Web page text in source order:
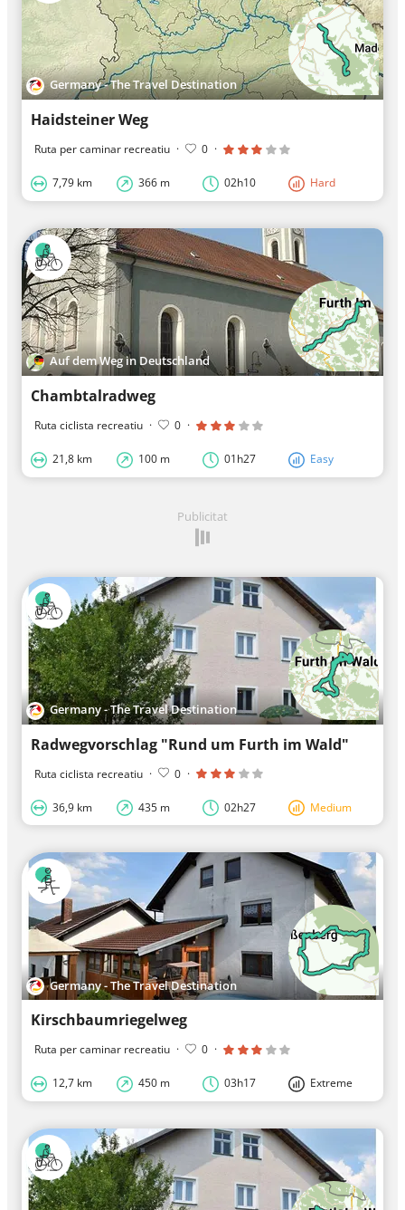
Germany - The Travel Destination
Haidsteiner Weg
Ruta per caminar recreatiu · 0 ·
7,79 km 366 m 02h10 Hard
Auf dem Weg in Deutschland
Chambtalradweg
Ruta ciclista recreatiu · 0 ·
21,8 km 100 m 01h27 Easy
Publicitat
Germany - The Travel Destination
Radwegvorschlag "Rund um Furth im Wald"
Ruta ciclista recreatiu · 0 ·
36,9 km 435 m 02h27 Medium
Germany - The Travel Destination
Kirschbaumriegelweg
Ruta per caminar recreatiu · 0 ·
12,7 km 450 m 03h17 Extreme